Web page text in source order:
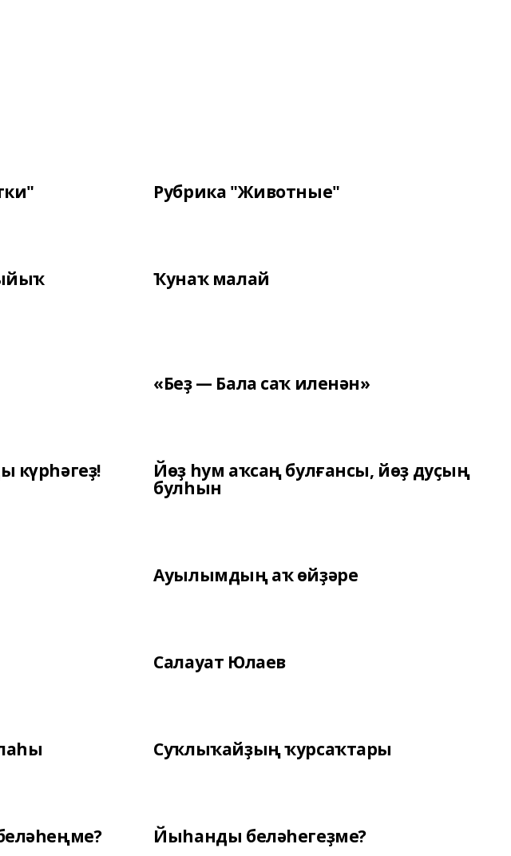
Рубрика "Животные"
Ҡунаҡ малай
«Беҙ — Бала саҡ иленән»
күрһәгеҙ! Йөҙ һум аҡсаң булғансы, йөҙ дуҫың
булһын
Ауылымдың аҡ өйҙәре
Салауат Юлаев
Суҡлыҡайҙың ҡурсаҡтары
Йыһанды беләһегеҙме?